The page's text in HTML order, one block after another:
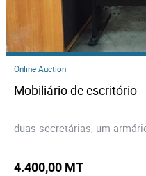
Online Auction
Mobiliário de escritório
duas secretárias, um
4.400,00 MT